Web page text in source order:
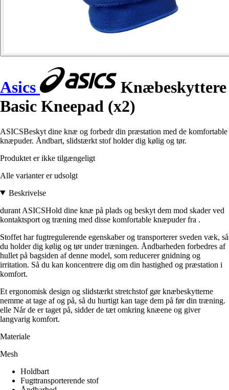
Asics
Knæbeskyttere
Basic Kneepad (x2)
ASICSBeskyt dine knæ og forbedr din præstation med de komfortable
knæpuder. Åndbart, slidstærkt stof holder dig kølig og tør.
Produktet er ikke tilgængeligt
Alle varianter er udsolgt
Beskrivelse
durant ASICSHold dine knæ på plads og beskyt dem mod skader ved
kontaktsport og træning med disse komfortable knæpuder fra .
Stoffet har fugtregulerende egenskaber og transporterer sveden væk, så
du holder dig kølig og tør under træningen. Åndbarheden forbedres af
hullet på bagsiden af denne model, som reducerer gnidning og
irritation. Så du kan koncentrere dig om din hastighed og præstation i
komfort.
Et ergonomisk design og slidstærkt stretchstof gør knæbeskytterne
nemme at tage af og på, så du hurtigt kan tage dem på før din træning.
elle Når de er taget på, sidder de tæt omkring knæene og giver
langvarig komfort.
Materiale
Mesh
Holdbart
Fugttransporterende stof